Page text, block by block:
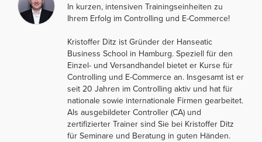
In kurzen, intensiven Trainingseinheiten zu
Ihrem Erfolg im Controlling und E-Commerce!
Kristoffer Ditz ist Gründer der Hanseatic
Business School in Hamburg. Speziell für den
Einzel- und Versandhandel bietet er Kurse für
Controlling und E-Commerce an. Insgesamt ist er
seit 20 Jahren im Controlling aktiv und hat für
nationale sowie internationale Firmen gearbeitet.
Als ausgebildeter Controller (CA) und
zertifizierter Trainer sind Sie bei Kristoffer Ditz
für Seminare und Beratung in guten Händen.